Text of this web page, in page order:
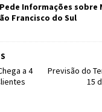
Informações sobre
Francisco do Sul
Previsão do
15
a 4